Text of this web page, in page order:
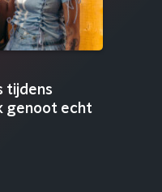
tijdens
genoot echt